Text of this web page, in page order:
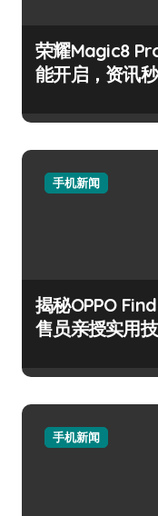
荣耀Magic8
能开启，资讯
手机新闻
揭秘OPPO
售员亲授实用
手机新闻